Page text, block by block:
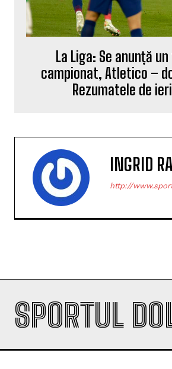
La Liga: Se anunță
campionat, Atletico –
Rezumatele de
INGRID
http://
SPORTUL